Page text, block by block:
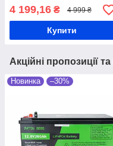
4 199,16 ₴ 4 999 ₴
Купити
Акційні пропозиції
Новинка –30%